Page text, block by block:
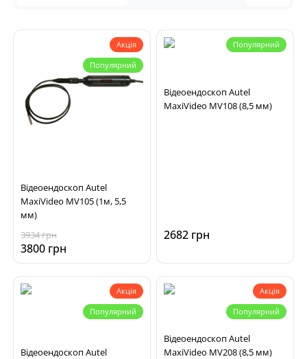
Акція
Популярний
Відеоендоскоп Autel
MaxiVideo MV105 (1м, 5,5
мм)
3934 грн
3800 грн
Популярний
Відеоендоскоп Autel
MaxiVideo MV108 (8,5 мм)
2682 грн
Акція
Популярний
Відеоендоскоп Autel
Акція
Популярний
Відеоендоскоп Autel
MaxiVideo MV208 (8,5 мм)